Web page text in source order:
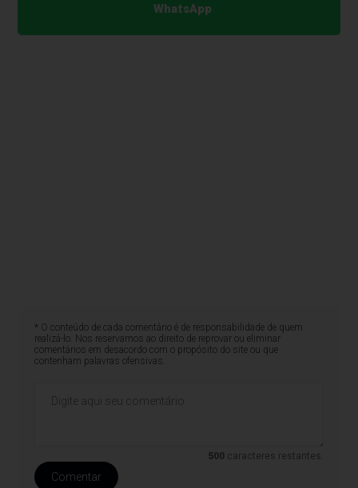
WhatsApp
* O conteúdo de cada comentário é de responsabilidade de quem
realizá-lo. Nos reservamos ao direito de reprovar ou eliminar
comentários em desacordo com o propósito do site ou que
contenham palavras ofensivas.
500 caracteres restantes.
Comentar